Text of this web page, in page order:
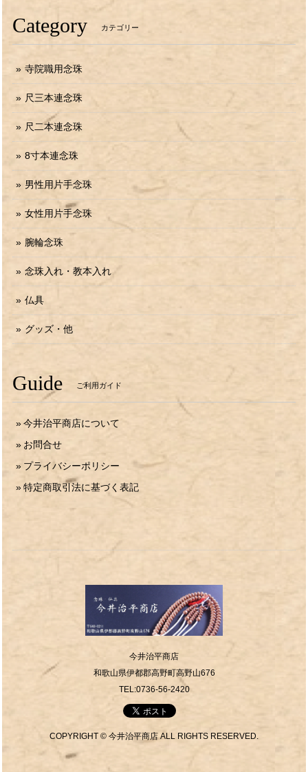
Category カテゴリー
寺院職用念珠
尺三本連念珠
尺二本連念珠
8寸本連念珠
男性用片手念珠
女性用片手念珠
腕輪念珠
念珠入れ・教本入れ
仏具
グッズ・他
Guide ご利用ガイド
今井治平商店について
お問合せ
プライバシーポリシー
特定商取引法に基づく表記
今井治平商店
和歌山県伊都郡高野町高野山676
TEL:0736-56-2420
COPYRIGHT © 今井治平商店 ALL RIGHTS RESERVED.